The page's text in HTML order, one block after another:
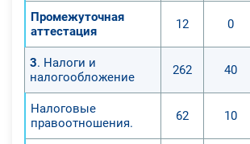
Промежуточная
аттестация
12 0
3. Налоги и
налогообложение
262 40
Налоговые
правоотношения.
62 10